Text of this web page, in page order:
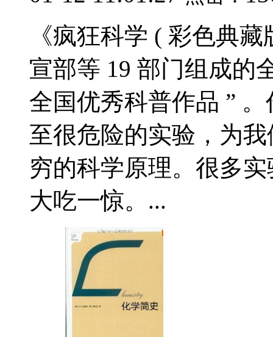
《疯狂科学 ( 彩色典
宣部等 19 部门组成的
全国优秀科普作品 ”
至很危险的实验，为
穷的科学原理。很多
大吃一惊。...